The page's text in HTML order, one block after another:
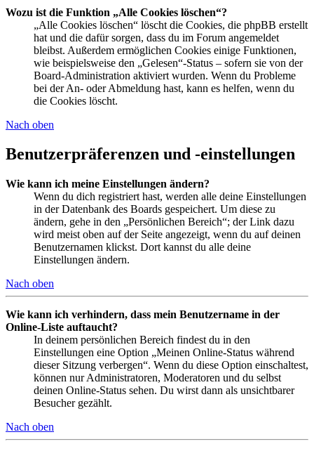
Wozu ist die Funktion „Alle Cookies löschen“?
„Alle Cookies löschen“ löscht die Cookies, die phpBB erstellt
hat und die dafür sorgen, dass du im Forum angemeldet
bleibst. Außerdem ermöglichen Cookies einige Funktionen,
wie beispielsweise den „Gelesen“-Status – sofern sie von der
Board-Administration aktiviert wurden. Wenn du Probleme
bei der An- oder Abmeldung hast, kann es helfen, wenn du
die Cookies löscht.
Nach oben
Benutzerpräferenzen und -einstellungen
Wie kann ich meine Einstellungen ändern?
Wenn du dich registriert hast, werden alle deine Einstellungen
in der Datenbank des Boards gespeichert. Um diese zu
ändern, gehe in den „Persönlichen Bereich“; der Link dazu
wird meist oben auf der Seite angezeigt, wenn du auf deinen
Benutzernamen klickst. Dort kannst du alle deine
Einstellungen ändern.
Nach oben
Wie kann ich verhindern, dass mein Benutzername in der
Online-Liste auftaucht?
In deinem persönlichen Bereich findest du in den
Einstellungen eine Option „Meinen Online-Status während
dieser Sitzung verbergen“. Wenn du diese Option einschaltest,
können nur Administratoren, Moderatoren und du selbst
deinen Online-Status sehen. Du wirst dann als unsichtbarer
Besucher gezählt.
Nach oben